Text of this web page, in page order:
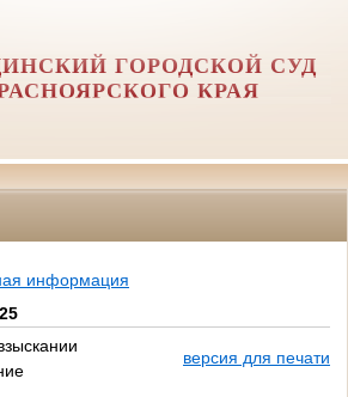
ГОРОДСКОЙ СУД
КРАЯ
информация
версия для печати